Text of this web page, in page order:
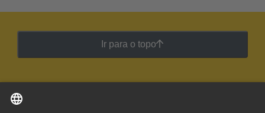
Ir para o topo